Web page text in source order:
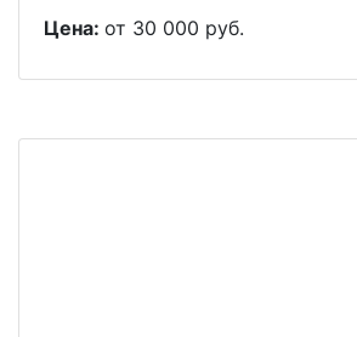
Цена: от 30 000 руб.